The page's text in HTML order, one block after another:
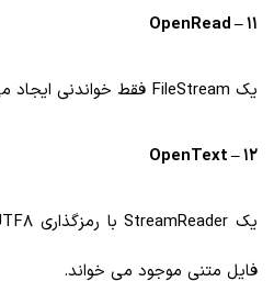
11 – OpenRead
یک FileStream فقط خواندنی ایجاد می کند.
12 – OpenText
فایل متنی موجود می خواند.